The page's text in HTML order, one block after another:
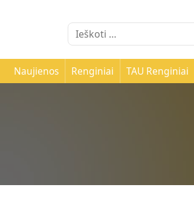
Ieškoti:
Naujienos Renginiai TAU Renginiai